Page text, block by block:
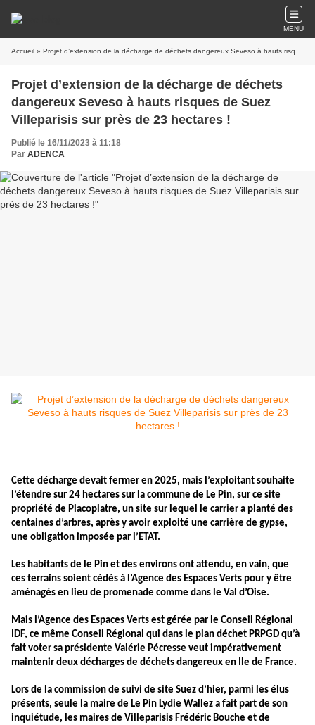
MENU
Accueil » Projet d’extension de la décharge de déchets dangereux Seveso à hauts risques de Suez Villeparisis sur près de 23 hectares !
Projet d’extension de la décharge de déchets
dangereux Seveso à hauts risques de Suez
Villeparisis sur près de 23 hectares !
Publié le 16/11/2023 à 11:18
Par ADENCA
Cette décharge devait fermer en 2025, mais l’exploitant souhaite
l’étendre sur 24 hectares sur la commune de Le Pin, sur ce site
propriété de Placoplatre, un site sur lequel le carrier a planté des
centaines d’arbres, après y avoir exploité une carrière de gypse,
une obligation imposée par l’ETAT.
Les habitants de le Pin et des environs ont attendu, en vain, que
ces terrains soient cédés à l’Agence des Espaces Verts pour y être
aménagés en lieu de promenade comme dans le Val d’Oise.
Mais l’Agence des Espaces Verts est gérée par le Conseil Régional
IDF, ce même Conseil Régional qui dans le plan déchet PRPGD qu’à
fait voter sa présidente Valérie Pécresse veut impérativement
maintenir deux décharges de déchets dangereux en Ile de France.
Lors de la commission de suivi de site Suez d’hier, parmi les élus
présents, seule la maire de Le Pin Lydie Wallez a fait part de son
inquiétude, les maires de Villeparisis Frédéric Bouche et de